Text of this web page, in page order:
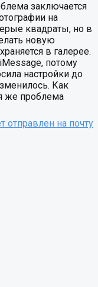
заключается
на
квадраты, но в
новую
в галерее.
потому
настройки до
Как
же проблема